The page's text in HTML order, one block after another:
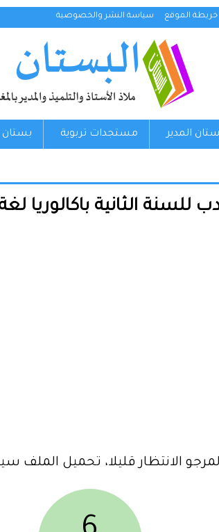
خريطة الموقع سياسة النشر والخصوصية
المدير مستجدات تربوية بستان
الثانية باكالوريا لغة
الانتظار قليلا، تحميل الملف